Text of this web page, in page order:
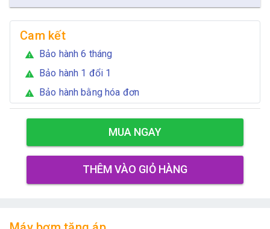
Cam kết
warning Bảo hành 6 tháng
warning Bảo hành 1 đổi 1
warning Bảo hành bằng hóa đơn
MUA NGAY
THÊM VÀO GIỎ HÀNG